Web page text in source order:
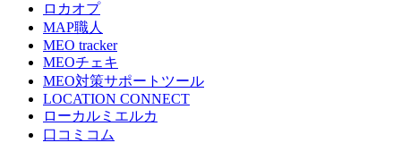
ロカオプ
MAP職人
MEO tracker
MEOチェキ
MEO対策サポートツール
LOCATION CONNECT
ローカルミエルカ
口コミコム